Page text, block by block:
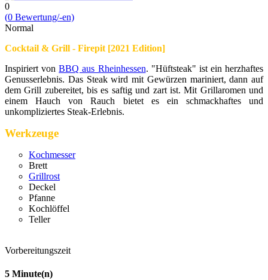
0
(0 Bewert­ung/-en)
Normal
Cocktail & Grill - Firepit [2021 Edition]
Inspiriert vonBBQ aus Rheinhessen. "Hüftsteak" ist ein herzhaftes
Genusserlebnis. Das Steak wird mit Gewürzen mariniert, dann auf
dem Grill zubereitet, bis es saftig und zart ist. Mit Grillaromen und
einem Hauch von Rauch bietet es ein schmackhaftes und
unkompliziertes Steak-Erlebnis.
Werkzeuge
Kochmesser
Brett
Grillrost
Deckel
Pfanne
Kochlöffel
Teller
Vorbereitungszeit
5 Minute(n)